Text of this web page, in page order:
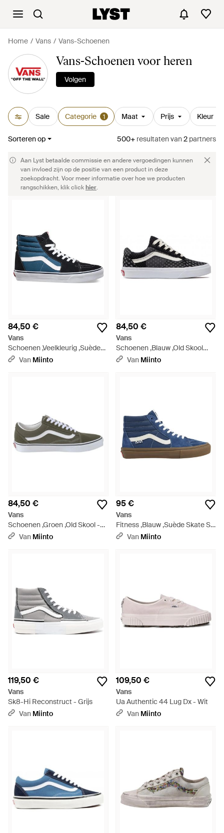
Home Vans Vans-Schoenen
Vans-Schoenen voor heren
Volgen
Sale Categorie 1 Maat Prijs Kleur
Sorteren op 500+ resultatenvan2 partners
Aan Lyst betaalde commissie en andere vergoedingen kunnen
van invloed zijn op de positie van een product in deze
zoekopdracht. Voor meer informatie over hoe we producten
rangschikken, klik clickhier.
84,50 €
Vans
Schoenen ,Veelkleurig ,Suède
Sk 8-Hi Schoenen - Blauw
Van Miinto
84,50 €
Vans
Schoenen ,Blauw ,Old Skool
Prints - Zwart
Van Miinto
84,50 €
Vans
Schoenen ,Groen ,Old Skool -
GrijsVan Miinto
95 €
Vans
Fitness ,Blauw ,Suède Skate Sk
8-Hi - Blauw
Van Miinto
119,50 €
Vans
Sk8-Hi Reconstruct - Grijs
Van Miinto
109,50 €
Vans
Ua Authentic 44 Lug Dx - Wit
Van Miinto